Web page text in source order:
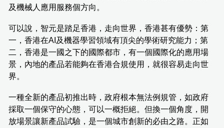
及機械人應用服務個方向。
可以說，智元是踏足香港，走向世界，香港甚有優勢：第
一，香港在AI及機器學習領域有頂尖的學術研究能力；第
二，香港是一國之下的國際都市，有一個國際化的應用場
景，內地的產品若能夠在香港合規使用，就很容易走向世
界。
一種全新的產品初推出時，政府根本無法例規管，如政府
採取一個保守的心態，可以一概拒絕。但換一個角度，開
放場景讓新產品試驗，是一個城市創新的必由之路。正如